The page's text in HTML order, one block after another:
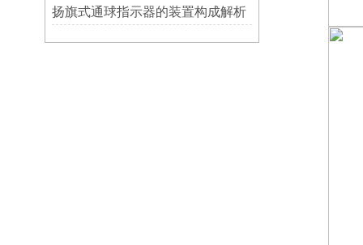
扬旗式通球指示器的装置构成解析